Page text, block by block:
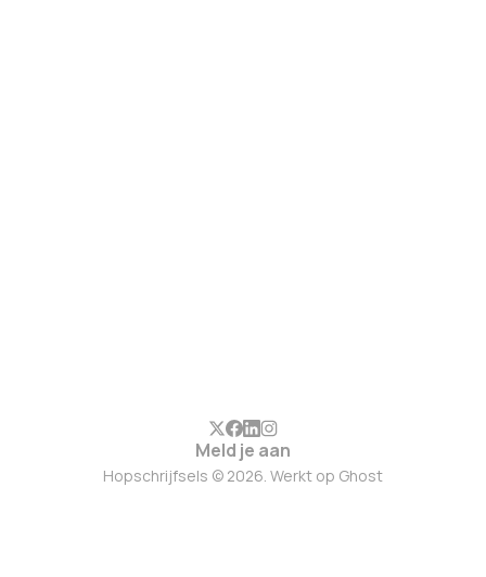
Meld je aan
Hopschrijfsels © 2026. Werkt op Ghost